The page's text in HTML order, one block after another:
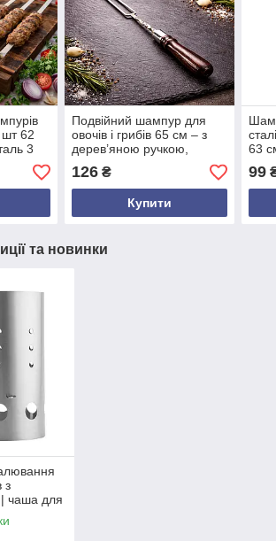
62
3
Подвійний шампур для
овочів і грибів 65 см – з
дерев’яною ручкою,
преміум
126₴
Купити
63
99
та новинки
з
| чаша для